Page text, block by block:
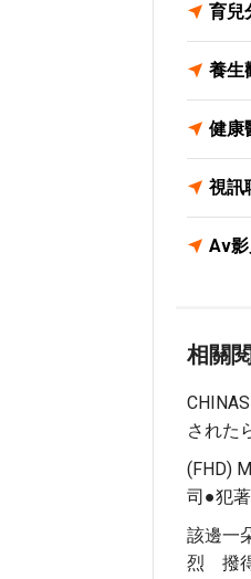
育兒
養生
健康
視訊
Av
相關
された
(FHD)
司●犯
該邊一
烈 撥